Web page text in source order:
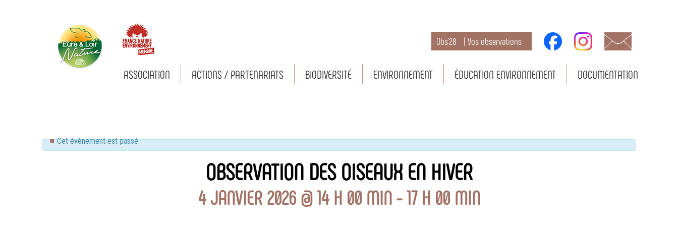
Obs’28 | Vos observations
ASSOCIATION ACTIONS / PARTENARIATS BIODIVERSITÉ ENVIRONNEMENT ÉDUCATION ENVIRONNEMENT DOCUMENTATION
Cet évènement est passé
OBSERVATION DES OISEAUX EN HIVER
4 JANVIER 2026 @ 14 H 00 MIN-17 H 00 MIN